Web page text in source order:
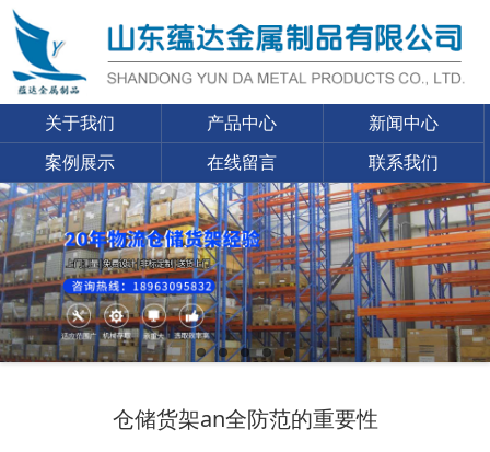
关于我们 产品中心
新闻中心
案例展示
在线留言 联系我们
仓储货架an全防范的重要性